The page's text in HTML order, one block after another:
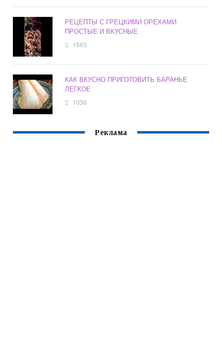
РЕЦЕПТЫ С ГРЕЦКИМИ ОРЕХАМИ
ПРОСТЫЕ И ВКУСНЫЕ
1563
КАК ВКУСНО ПРИГОТОВИТЬ БАРАНЬЕ
ЛЕГКОЕ
1036
Реклама